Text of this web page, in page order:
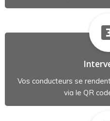
Vos conducteurs se
via le QR